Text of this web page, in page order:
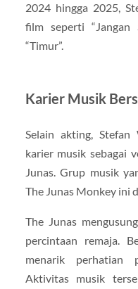
2024 hingga 2025,
film seperti “Jangan
“Timur”.
Karier Musik
Selain akting, Stefan
karier musik sebagai
Junas. Grup musik
The Junas Monkey ini
The Junas
percintaan remaja.
menarik perhatian
Aktivitas musik